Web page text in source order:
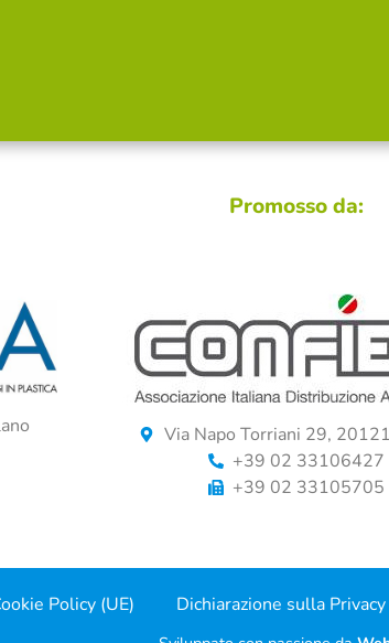
Promosso da:
Via Napo Torriani 29,
+39 02 33106427
+39 02 33105705
Policy (UE) Dichiarazione sulla Privacy